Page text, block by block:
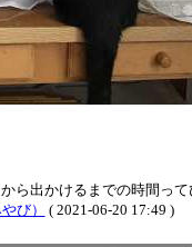
ら出かけるまでの時間っ
び） ( 2021-06-20 17:49 )